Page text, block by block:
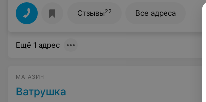
Отзывы22 Все адреса
Ещё 1 адрес
МАГАЗИН
Ватрушка